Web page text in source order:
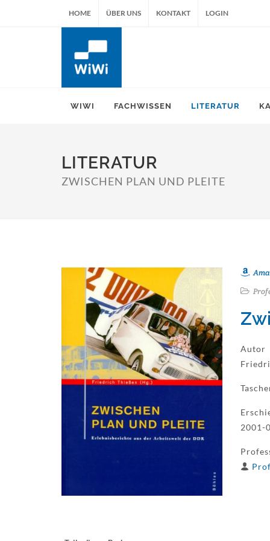
HOME ÜBER UNS KONTAKT LOGIN
WIWI FACHWISSEN LITERATUR
LITERATUR
ZWISCHEN PLAN UND PLEITE
Autor
2001-